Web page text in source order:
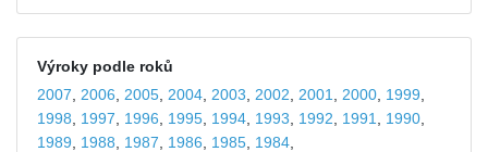
Výroky podle roků
2007
2006 2005, 2004, 2003 2002 2001 2000, 1999
1998
1997 1996 1995, 1994, 1993 1992 1991 1990,
1989
1988 1987 1986 1985, 1984,